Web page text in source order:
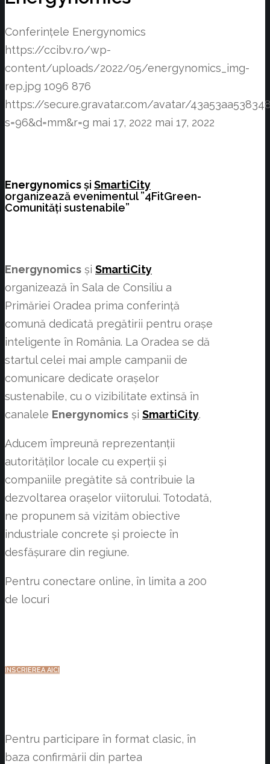
Conferințele Energynomics
https://ccibv.ro/wp-
content/uploads/2022/05/energynomics_img-
rep.jpg 1096 876
https://secure.gravatar.com/avatar/
s=96&d=mm&r=g mai 17, 2022 mai 17, 2022
Energynomicsși SmartiCity
organizează evenimentul ”4FitGreen-
Comunități sustenabile”
Energynomics și SmartiCity
organizează în Sala de Consiliu a
Primăriei Oradea prima conferință
comună dedicată pregătirii pentru orașe
inteligente în România. La Oradea se dă
startul celei mai ample campanii de
comunicare dedicate orașelor
sustenabile, cu o vizibilitate extinsă în
canalele Energynomics și SmartiCity.
Aducem împreună reprezentanții
autorităților locale cu experții și
companiile pregătite să contribuie la
dezvoltarea orașelor viitorului. Totodată,
ne propunem să vizităm obiective
industriale concrete și proiecte în
desfășurare din regiune.
Pentru conectare online, în limita a 200
de locuri
ÎNSCRIEREA AICI
Pentru participare în format clasic, în
baza confirmării din partea